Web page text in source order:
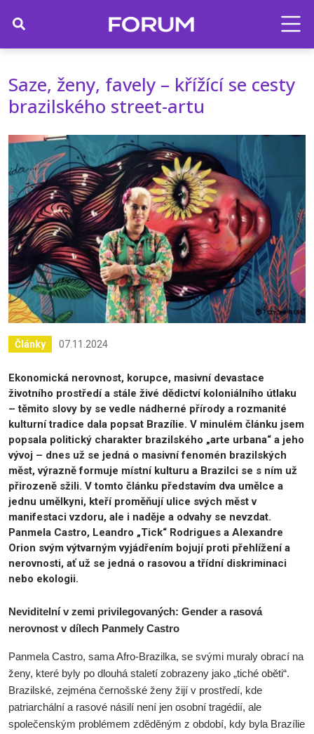
Saze, ženy, favely – křížící se cesty
brazilského street-artu
Články 07.11.2024
Ekonomická nerovnost, korupce, masivní devastace
životního prostředí a stále živé dědictví koloniálního útlaku
– těmito slovy by se vedle nádherné přírody a rozmanité
kulturní tradice dala popsat Brazílie. V minulém článku jsem
popsala politický charakter brazilského „arte urbana“ a jeho
vývoj – dnes už se jedná o masivní fenomén brazilských
měst, výrazně formuje místní kulturu a Brazilci se s ním už
přirozeně sžili. V tomto článku představím dva umělce a
jednu umělkyni, kteří proměňují ulice svých měst v
manifestaci vzdoru, ale i naděje a odvahy se nevzdat.
Panmela Castro, Leandro „Tick“ Rodrigues a Alexandre
Orion svým výtvarným vyjádřením bojují proti přehlížení a
nerovnosti, ať už se jedná o rasovou a třídní diskriminaci
nebo ekologii.
Neviditelní v zemi privilegovaných: Gender a rasová
nerovnost v dílech Panmely Castro
Panmela Castro, sama Afro-Brazilka, se svými muraly obrací na
ženy, které byly po dlouhá staletí zobrazeny jako „tiché oběti“.
Brazilské, zejména černošské ženy žijí v prostředí, kde
patriarchální a rasové násilí není jen osobní tragédií, ale
společenským problémem zděděným z období, kdy byla Brazílie